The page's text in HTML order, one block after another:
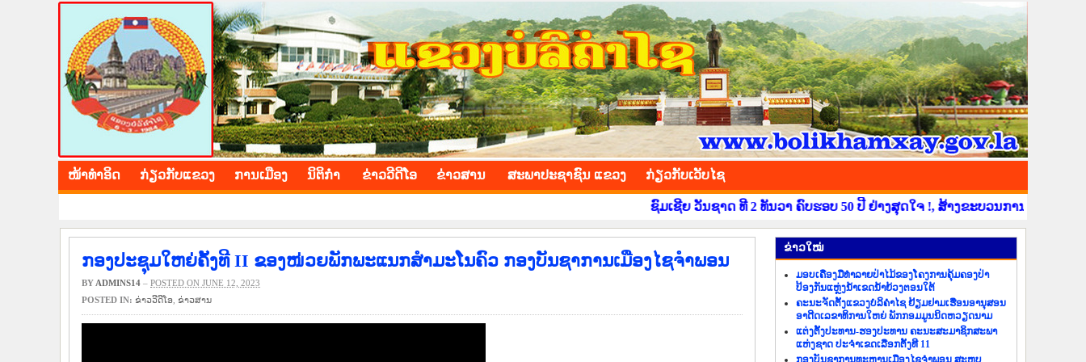
BOLIKHAMXAY PROVINCE
ໜ້າ​ທຳ​ອິດ ​ກ່ຽວ​ກັບ​ແຂວງ ​ການ​ເມືອງ ນິ​ຕິ​ກຳ ຂ່າວ​ວີ​ດີ​ໂອ ​ຂ່າວ​ສານ ສະພາປະຊາຊົນ ແຂວງ ​ກ່ຽວ​ກັບ​ເວັບ​ໄຊ
ຊົມເຊີຍ ວັນຊາດ ທີ 2 ທັນວາ ຄົບຮອບ 50 ປີ ຢ່າງສຸດໃຈ !, ສ້າງຂະບວນການຂໍ່ານັບຮັບຕ້ອນ ວັ
ກອງປະຊຸມໃຫຍ່ຄັ້ງທີ II ຂອງໜ່ວຍພັກພະແນກສໍາມະໂນຄົວ ກອງບັນຊາການເມືອງໄຊຈໍາພອນ
BY ADMINS14 – POSTED ON JUNE 12, 2023
POSTED IN: ຂ່າວ​ວີ​ດີ​ໂອ ​ຂ່າວ​ສານ
​ຂ່າວ​ໃໝ່
ມອບເຄື່ອງມືທຳລາຍປ່າໄມ້ຂອງໂຄງການຄຸ້ມຄອງປ່າ
ປ້ອງກັນແຫຼ່ງນ້ຳເຂດນ້ຳຍ້ວງຕອນໃຕ້
ຄະນະຈັດຕັ້ງແຂວງບໍລິຄຳໄຊ ຢ້ຽມຢາມເຮືອນອານຸສອນ
ອາດີດເລຂາທິການໃຫຍ່ ພັກກອມມູນນິດຫວຽດນາມ
ແຕ່ງຕັ້ງປະທານ-ຮອງປະທານ ຄະນະສະມາຊິກສະພາ
ແຫ່ງຊາດ ປະຈຳເຂດເລືອກຕັ້ງທີ 11
ກອງບັນຊາການທະຫານເມືອງໄຊຈຳພອນ ສະຫຼຸບ